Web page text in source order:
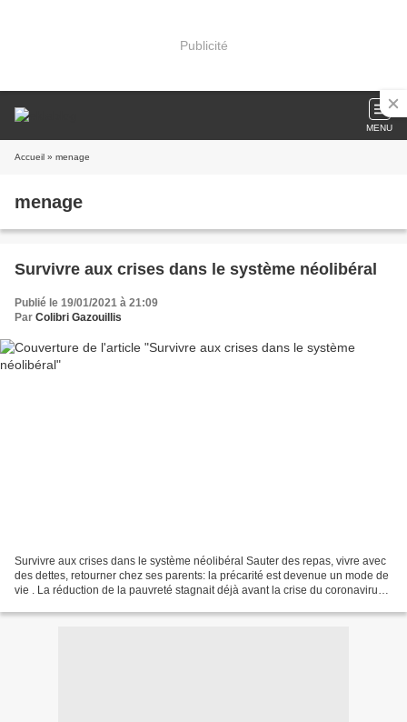
Publicité
MENU
Accueil » menage
menage
Survivre aux crises dans le système néolibéral
Publié le 19/01/2021 à 21:09
Par Colibri Gazouillis
Survivre aux crises dans le système néolibéral Sauter des repas, vivre avec
des dettes, retourner chez ses parents: la précarité est devenue un mode de
vie . La réduction de la pauvreté stagnait déjà avant la crise du coronavirus